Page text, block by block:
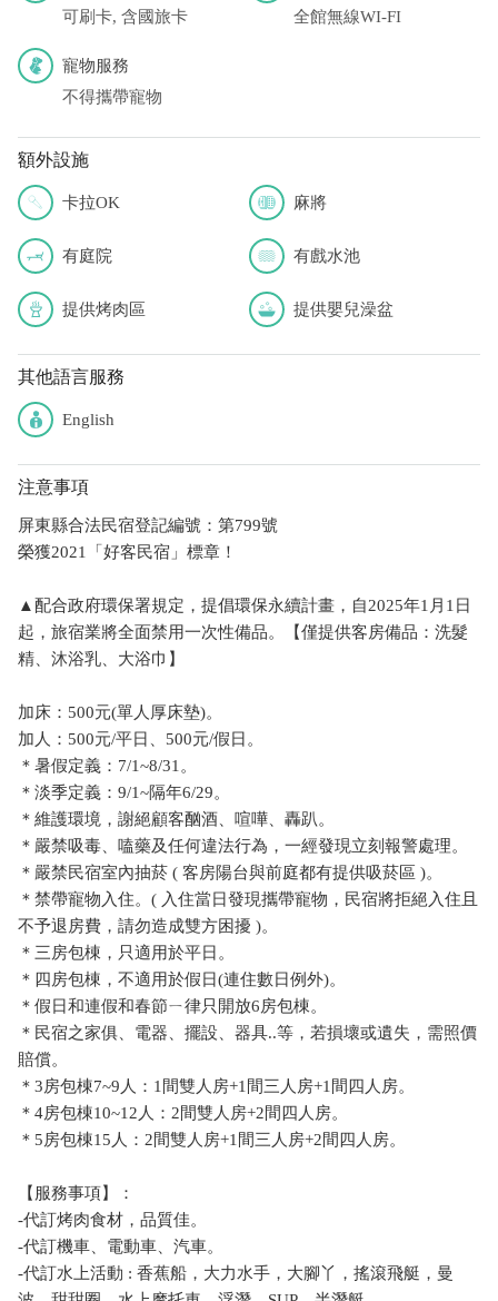
可刷卡, 含國旅卡
全館無線WI-FI
寵物服務
不得攜帶寵物
額外設施
卡拉OK 麻將
有庭院 有戲水池
提供烤肉區 提供嬰兒澡盆
其他語言服務
English
注意事項
屏東縣合法民宿登記編號：第799號
榮獲2021「好客民宿」標章！
▲配合政府環保署規定，提倡環保永續計畫，自2025年1月1日
起，旅宿業將全面禁用一次性備品。【僅提供客房備品：洗髮
精、沐浴乳、大浴巾】
加床：500元(單人厚床墊)。
加人：500元/平日、500元/假日。
＊暑假定義：7/1~8/31。
＊淡季定義：9/1~隔年6/29。
＊維護環境，謝絕顧客酗酒、喧嘩、轟趴。
＊嚴禁吸毒、嗑藥及任何違法行為，一經發現立刻報警處理。
＊嚴禁民宿室內抽菸 ( 客房陽台與前庭都有提供吸菸區 )。
＊禁帶寵物入住。( 入住當日發現攜帶寵物，民宿將拒絕入住且
不予退房費，請勿造成雙方困擾 )。
＊三房包棟，只適用於平日。
＊四房包棟，不適用於假日(連住數日例外)。
＊假日和連假和春節ㄧ律只開放6房包棟。
＊民宿之家俱、電器、擺設、器具..等，若損壞或遺失，需照價
賠償。
＊3房包棟7~9人：1間雙人房+1間三人房+1間四人房。
＊4房包棟10~12人：2間雙人房+2間四人房。
＊5房包棟15人：2間雙人房+1間三人房+2間四人房。
【服務事項】：
-代訂烤肉食材，品質佳。
-代訂機車、電動車、汽車。
-代訂水上活動 : 香蕉船，大力水手，大腳丫，搖滾飛艇，曼